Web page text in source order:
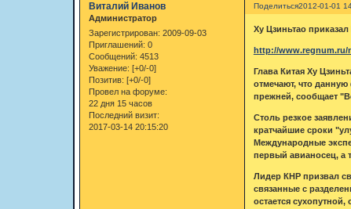
Поделиться2012-01-01
Виталий Иванов
Администратор
Зарегистрирован: 2009-09-03
Приглашений: 0
Сообщений: 4513
Уважение: [+0/-0]
Позитив: [+0/-0]
Провел на форуме:
22 дня 15 часов
Последний визит:
2017-03-14 20:15:20
Ху Цзиньтао
http://www.regnum.ru/
Глава Китая Ху
отмечают, что
прежней, сообщает
Столь резкое
кратчайшие сроки
Международные
первый авианосец, а
Лидер КНР призвал
связанные с
остается